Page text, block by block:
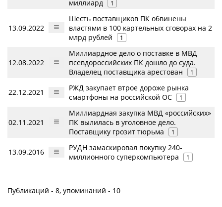
миллиард
1
13.09.2022
Шесть поставщиков ПК обвинены
властями в 100 картельных сговорах на 2
млрд рублей
1
12.08.2022
Миллиардное дело о поставке в МВД
псевдороссийских ПК дошло до суда.
Владелец поставщика арестован
1
22.12.2021
РЖД закупает втрое дороже рынка
смартфоны на российской ОС
1
02.11.2021
Миллиардная закупка МВД «российских»
ПК вылилась в уголовное дело.
Поставщику грозит тюрьма
1
13.09.2016
РУДН замаскировал покупку 240-
миллионного суперкомпьютера
1
Публикаций - 8, упоминаний - 10